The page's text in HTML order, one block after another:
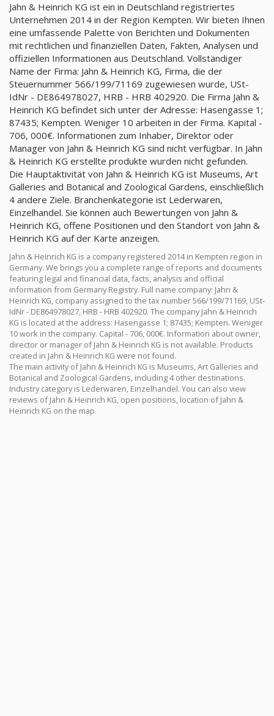
Jahn & Heinrich KG ist ein in Deutschland registriertes
Unternehmen 2014 in der Region Kempten. Wir bieten Ihnen
eine umfassende Palette von Berichten und Dokumenten
mit rechtlichen und finanziellen Daten, Fakten, Analysen und
offiziellen Informationen aus Deutschland. Vollständiger
Name der Firma: Jahn & Heinrich KG, Firma, die der
Steuernummer 566/199/71169 zugewiesen wurde, USt-
IdNr - DE864978027, HRB - HRB 402920. Die Firma Jahn &
Heinrich KG befindet sich unter der Adresse: Hasengasse 1;
87435; Kempten. Weniger 10 arbeiten in der Firma. Kapital -
706, 000€. Informationen zum Inhaber, Direktor oder
Manager von Jahn & Heinrich KG sind nicht verfügbar. In Jahn
& Heinrich KG erstellte produkte wurden nicht gefunden.
Die Hauptaktivität von Jahn & Heinrich KG ist Museums, Art
Galleries and Botanical and Zoological Gardens, einschließlich
4 andere Ziele. Branchenkategorie ist Lederwaren,
Einzelhandel. Sie können auch Bewertungen von Jahn &
Heinrich KG, offene Positionen und den Standort von Jahn &
Heinrich KG auf der Karte anzeigen.
Jahn & Heinrich KG is a company registered 2014 in Kempten region in
Germany. We brings you a complete range of reports and documents
featuring legal and financial data, facts, analysis and official
information from Germany Registry. Full name company: Jahn &
Heinrich KG, company assigned to the tax number 566/199/71169, USt-
IdNr - DE864978027, HRB - HRB 402920. The company Jahn & Heinrich
KG is located at the address: Hasengasse 1; 87435; Kempten. Weniger
10 work in the company. Capital - 706, 000€. Information about owner,
director or manager of Jahn & Heinrich KG is not available. Products
created in Jahn & Heinrich KG were not found.
The main activity of Jahn & Heinrich KG is Museums, Art Galleries and
Botanical and Zoological Gardens, including 4 other destinations.
Industry category is Lederwaren, Einzelhandel. You can also view
reviews of Jahn & Heinrich KG, open positions, location of Jahn &
Heinrich KG on the map.